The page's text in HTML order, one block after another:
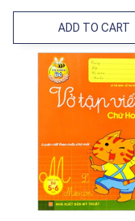
ADD TO CART